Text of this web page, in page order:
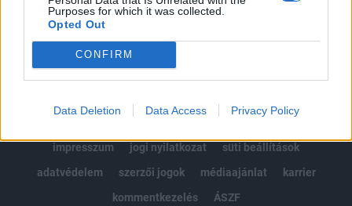
Purposes for which it was collected.
Opted Out
CONFIRM
Data Deletion Data Access Privacy Policy
impresszum
jogi nyilatkozat
süti beállítások
adatvédelem
szerzői jogok médiaajánlat
karrier
kommentkezelés
ÁSZF